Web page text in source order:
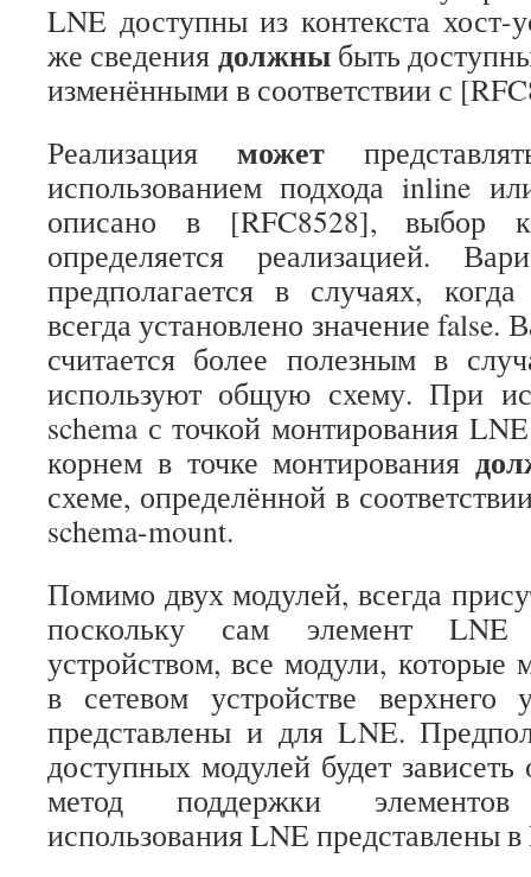
LNE доступны из контекста хост-
же сведения должныбыть
изменёнными в соответствии с
Реализация может
использованием подхода inline
описано в [RFC8528], выбор
определяется реализацией.
предполагается в случаях,
всегда установлено значение false.
считается более полезным в
используют общую схему. При
schema с точкой монтирования
корнем в точке монтирования
схеме, определённой в
schema-mount.
Помимо двух модулей, всегда
поскольку сам элемент LNE
устройством, все модули, которые
в сетевом устройстве верхнего
представлены и для LNE.
доступных модулей будет
метод поддержки
использования LNE представлены